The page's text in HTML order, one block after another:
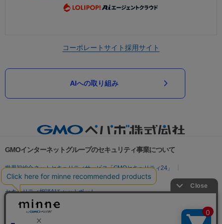
コーポレートサイト採用サイト
AIへの取り組み
GMOインターネットグループのセキュリティ事業について
世界初総合ネットセキュリティサービス「GMOセキュリティ24」
パスワード漏洩診断
Webサイトリスク診断
セキュリティ相談AIチャットボット
実在証明・盗聴対策